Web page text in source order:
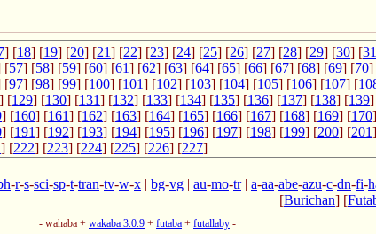
] [18] [19] [20] [21] [22] [23] [24] [25] [26] [27] [28] [29] [30] [31
[57] [58] [59] [60] [61] [62] [63] [64] [65] [66] [67] [68] [69] [70]
[97] [98] [99] [100] [101] [102] [103] [104] [105] [106] [107] [
] [129] [130] [131] [132] [133] [134] [135] [136] [137] [138] [139
] [160] [161] [162] [163] [164] [165] [166] [167] [168] [169] [170
] [191] [192] [193] [194] [195] [196] [197] [198] [199] [200] [201
] [222] [223] [224] [225] [226] [227]
-r-s-sci-sp-t-tran-tv-w-x | bg-vg | au-mo-tr| a-aa-abe-azu-c-dn-fi-
[Burichan] [
- wahaba + wakaba 3.0.9 + futaba + futallaby -